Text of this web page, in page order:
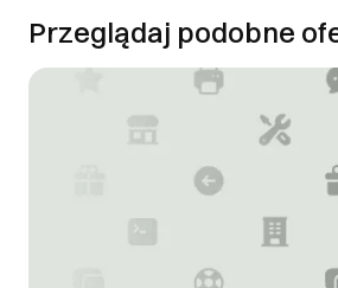
Przeglądaj podobne